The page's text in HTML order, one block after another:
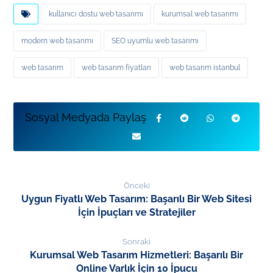
kullanıcı dostu web tasarımı kurumsal web tasarımı
modern web tasarımı SEO uyumlu web tasarımı
web tasarım web tasarım fiyatları web tasarım istanbul
Önceki
Uygun Fiyatlı Web Tasarım: Başarılı Bir Web Sitesi
İçin İpuçları ve Stratejiler
Sonraki
Kurumsal Web Tasarım Hizmetleri: Başarılı Bir
Online Varlık İçin 10 İpucu